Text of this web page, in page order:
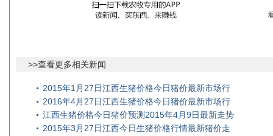
>>查看更多相关新闻
2015年1月27日江西生猪价格今日猪价最新市场行
2016年4月27日江西生猪价格今日猪价最新市场行
江西生猪价格今日猪价预测2015年4月9日最新走势
2015年3月27日江西今日生猪价格行情最新猪价走